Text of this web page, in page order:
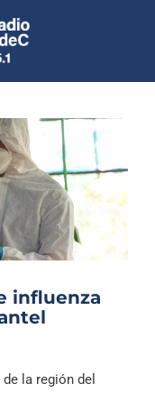
en vivo
influenza
la región del